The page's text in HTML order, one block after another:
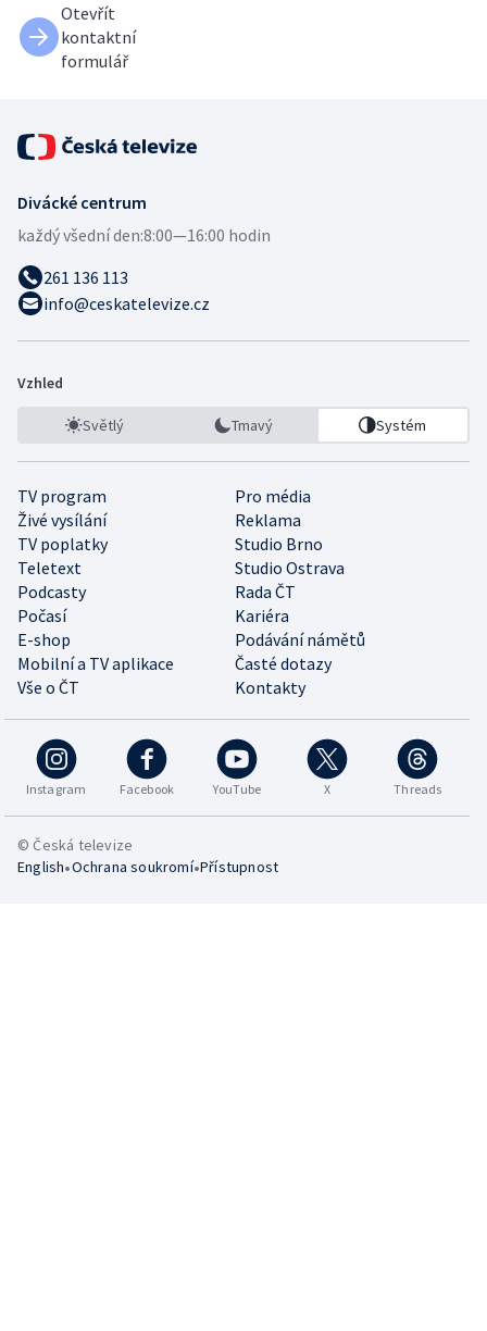
Otevřít
kontaktní
formulář
Divácké centrum
každý všední den:8:00—16:00 hodin
261 136 113
info@ceskatelevize.cz
Vzhled
Světlý Tmavý Systém
TV program
Pro média
Živé vysílání
Reklama
TV poplatky
Studio Brno
Teletext
Studio Ostrava
Podcasty
Rada ČT
Počasí
Kariéra
E-shop
Podávání námětů
Mobilní a TV aplikace
Časté dotazy
Vše o ČT
Kontakty
Instagram Facebook YouTube X Threads
© Česká televize
English•Ochrana soukromí•Přístupnost